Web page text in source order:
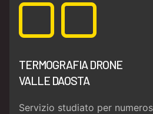
TERMOGRAFIA DRONE
VALLE DAOSTA
Servizio studiato per